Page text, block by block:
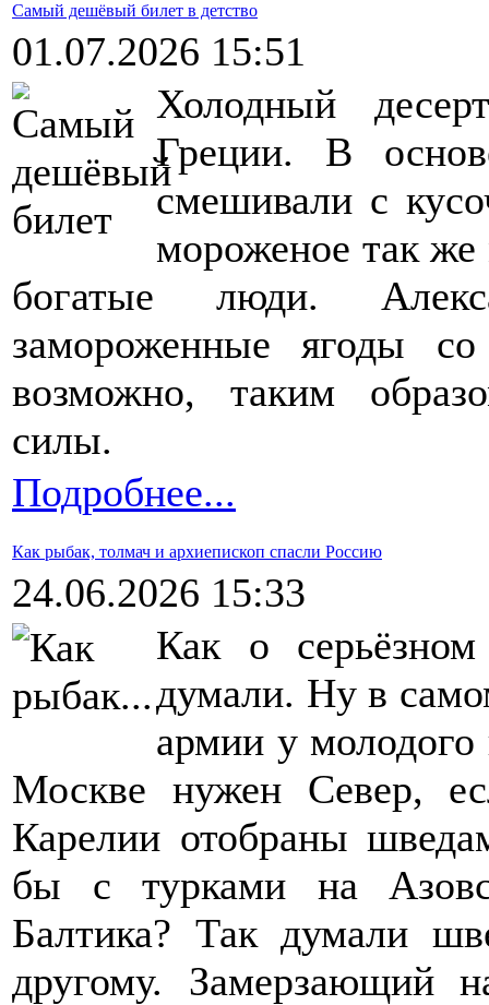
Самый дешёвый билет в детство
01.07.2026 15:51
Холодный
Греции. В
смешивали с
мороженое так же
богатые люди.
замороженные ягоды
возможно, таким
силы.
Подробнее...
Как рыбак, толмач и архиепископ спасли Россию
24.06.2026 15:33
Как о
думали. Ну в
армии у
Москве нужен Север,
Карелии отобраны
бы с турками на
Балтика? Так думали
другому. Замерзающий